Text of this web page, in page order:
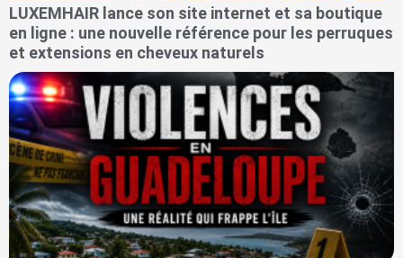
LUXEMHAIR lance son site internet et sa boutique
en ligne : une nouvelle référence pour les perruques
et extensions en cheveux naturels